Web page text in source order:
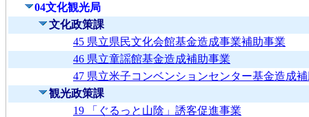
04文化観光局
文化政策課
45 県立県民文化会館基金造成事業補助事業
46 県立童謡館基金造成補助事業
47 県立米子コンベンションセンター基金造成
観光政策課
19 「ぐるっと山陰」誘客促進事業